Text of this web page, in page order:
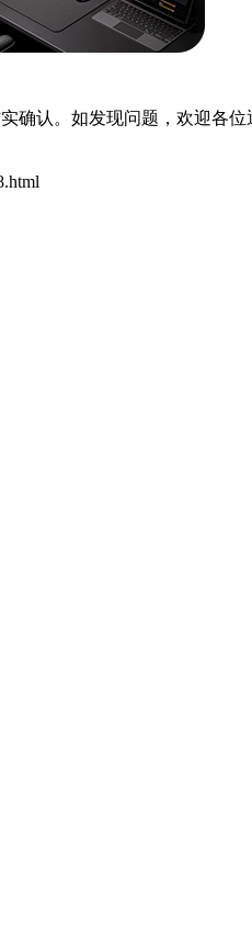
认。如发现问题，欢迎各位